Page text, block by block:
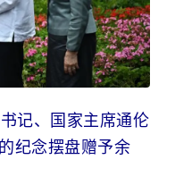
记、国家主席通伦
纪念摆盘赠予余